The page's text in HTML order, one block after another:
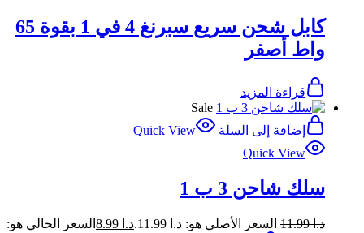
كابل شحن سريع سبرنغ 4 في 1 بقوة 65
واط أصفر
قراءة المزيد
Sale
إضافة إلى السلة
Quick View
Quick View
سلك شاحن 3 ب 1
د.ا11.99 السعر الأصلي هو: د.ا 11.99. د.ا السعر الحالي هو: